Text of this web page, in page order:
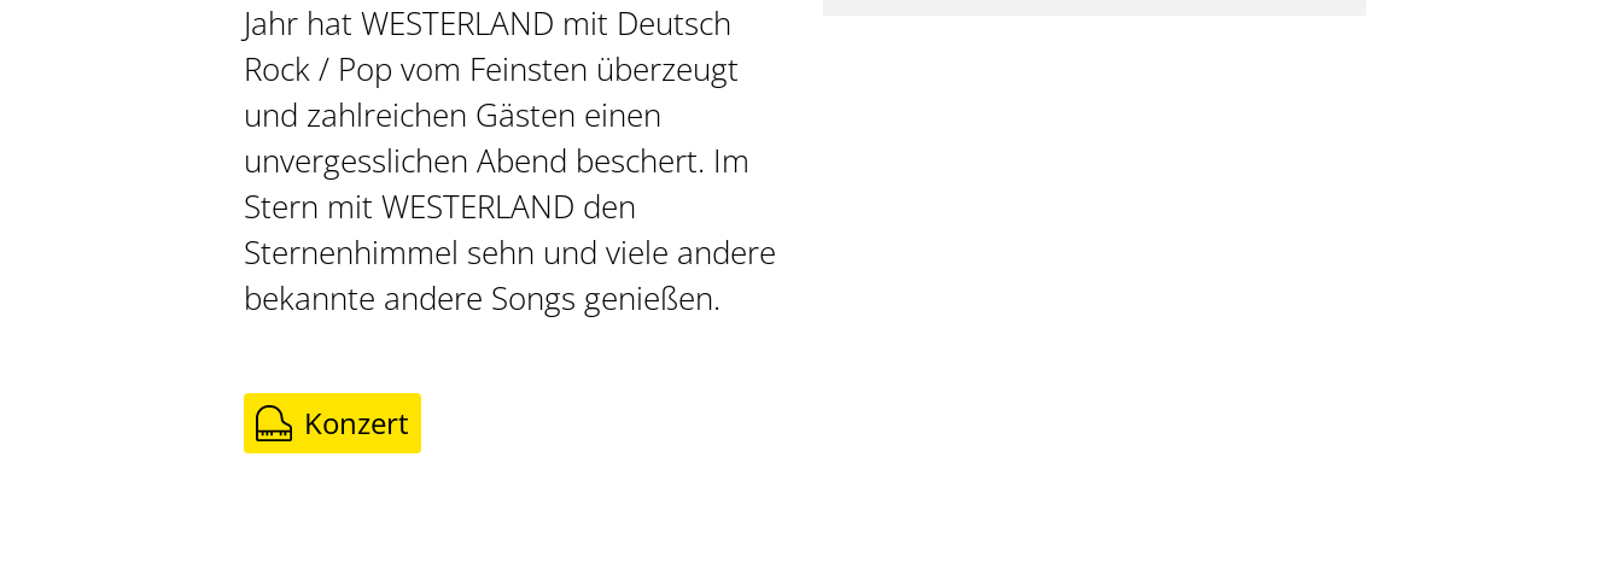
Jahr hat WESTERLAND mit Deutsch
Rock / Pop vom Feinsten überzeugt
und zahlreichen Gästen einen
unvergesslichen Abend beschert. Im
Stern mit WESTERLAND den
Sternenhimmel sehn und viele andere
bekannte andere Songs genießen.
Konzert